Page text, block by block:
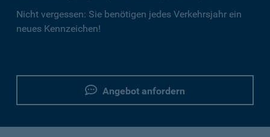
Nicht vergessen: Sie benötigen jedes Verkehrsjahr ein
neues Kennzeichen!
Angebot anfordern